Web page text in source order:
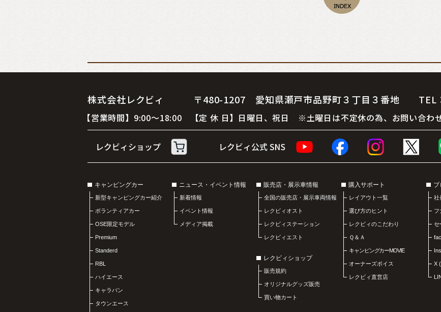
株式会社レクビィ 〒480-1207 愛知県瀬戸市品野町３丁目３番地 TEL
【営業時間】9:00～18:00 【定 休 日】日曜日、祝日 ※土曜日は不定休の為、お問い合わせ
キャンピングカー
新型キャンピングカー紹介
ボランティアカー
OSE限定モデル
Premium
Standerd
RBL
ハイエース
キャラバン
タウンエース
ニュース・イベント情報
新着情報
イベント情報
メディア掲載
販売店・展示車情報
全国の販売店・展示車両情報
レクビィオスト
レクビィステーション
レクビィエスト
レクビィショップ
販売規約
オリジナルグッズ販売
買い物カート
購入サポート
レイアウト一覧
選び方のヒント
レクビィのこだわり
Ｑ＆Ａ
キャンピングカーMOVIE
オーナーズボイス
レクビィ直営店
ブ
社
フ
セ
X